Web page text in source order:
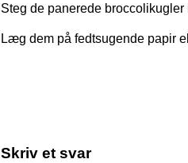
Steg de panerede broccolikugler
Læg dem på fedtsugende papir
Skriv et svar